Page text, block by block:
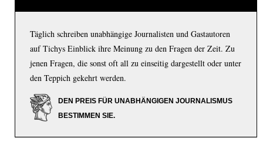
Täglich schreiben unabhängige Journalisten und Gastautoren
auf Tichys Einblick ihre Meinung zu den Fragen der Zeit. Zu
jenen Fragen, die sonst oft all zu einseitig dargestellt oder unter
den Teppich gekehrt werden.
DEN PREIS FÜR UNABHÄNGIGEN JOURNALISMUS
BESTIMMEN SIE.